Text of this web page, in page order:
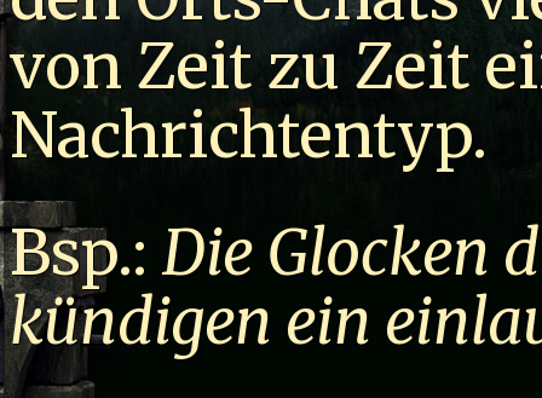
von Zeit zu Zeit
Nachrichtentyp.
Bsp.:Die Glocken
kündigen ein